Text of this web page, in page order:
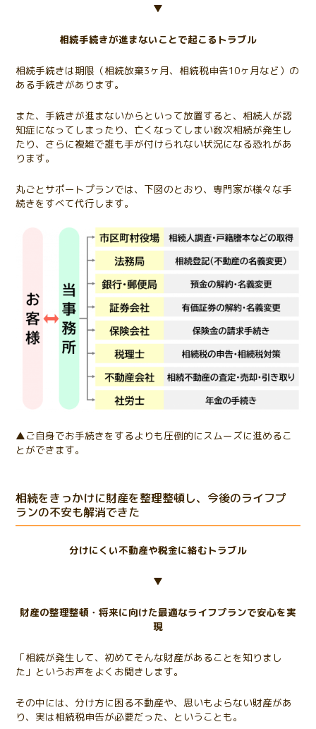
▼
相続手続きが進まないことで起こるトラブル
相続手続きは期限（相続放棄3ヶ月、相続税申告10ヶ月など）の
ある手続きがあります。
また、手続きが進まないからといって放置すると、相続人が認
知症になってしまったり、亡くなってしまい数次相続が発生し
たり、さらに複雑で誰も手が付けられない状況になる恐れがあ
ります。
丸ごとサポートプランでは、下図のとおり、専門家が様々な手
続きをすべて代行します。
▲ご自身でお手続きをするよりも圧倒的にスムーズに進めるこ
とができます。
相続をきっかけに財産を整理整頓し、今後のライフプ
ランの不安も解消できた
分けにくい不動産や税金に絡むトラブル
▼
財産の整理整頓・将来に向けた最適なライフプランで安心を実
現
「相続が発生して、初めてそんな財産があることを知りまし
た」というお声をよくお聞きします。
その中には、分け方に困る不動産や、思いもよらない財産があ
り、実は相続税申告が必要だった、ということも。